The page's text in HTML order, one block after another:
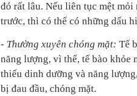
đó rất lâu. Nếu liên tục mệt
trước, thì có thể có những dấu
- Thường xuyên chóng mặt: Tế
năng lượng, vì thế, tế bào khỏe
thiếu dinh dưỡng và năng
bị đau đầu, chóng mặt.